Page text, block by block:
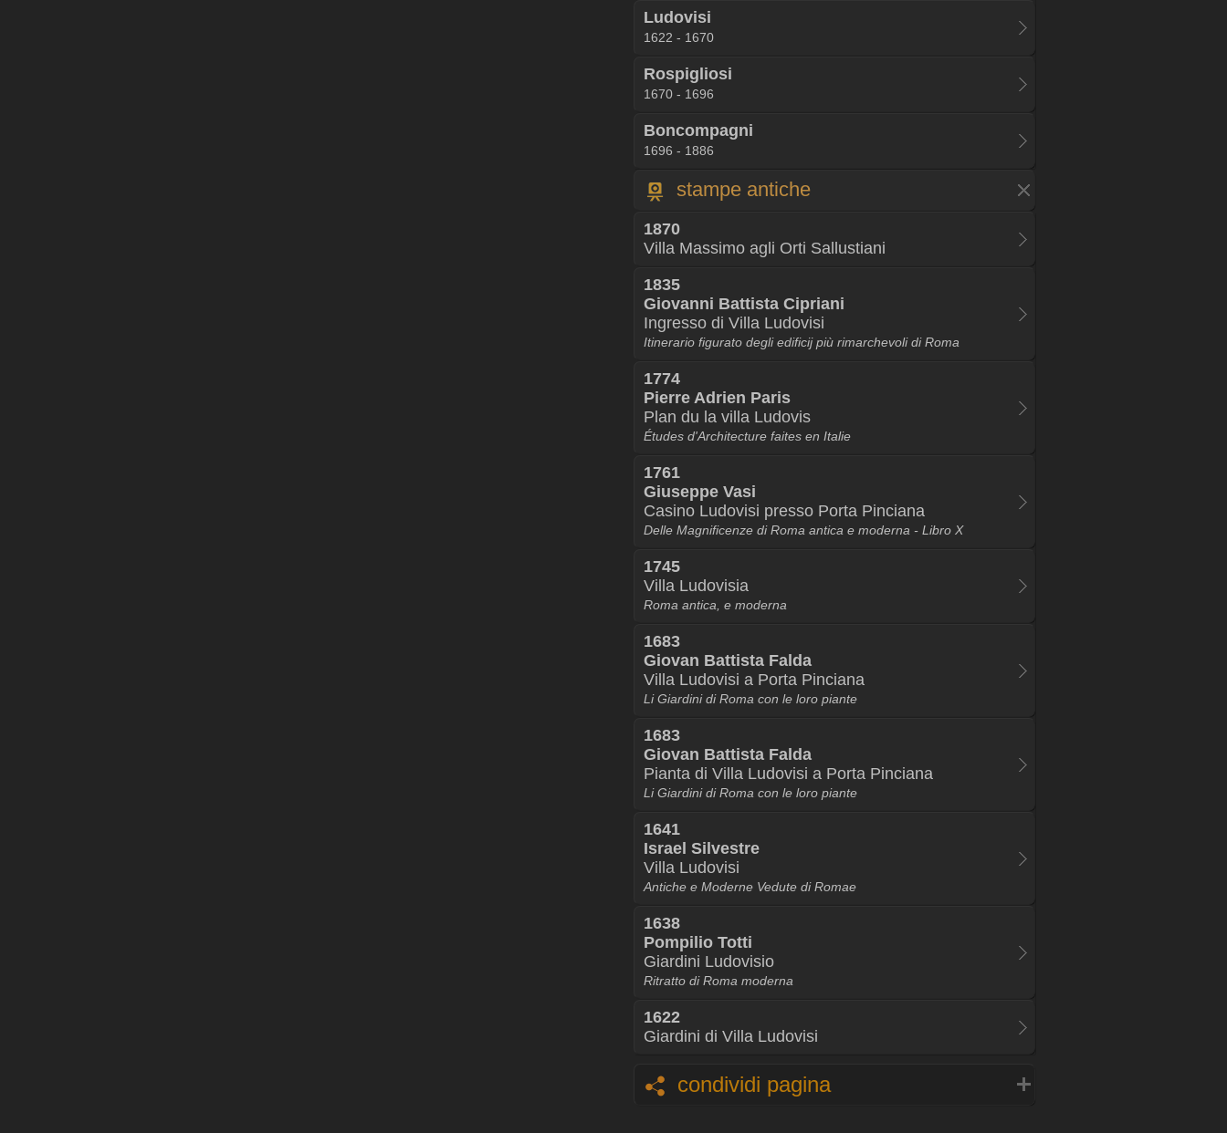
Ludovisi
1622 - 1670
Rospigliosi
1670 - 1696
Boncompagni
1696 - 1886
stampe antiche
1870
Villa Massimo agli Orti Sallustiani
1835
Giovanni Battista Cipriani
Ingresso di Villa Ludovisi
Itinerario figurato degli edificij più rimarchevoli di Roma
1774
Pierre Adrien Paris
Plan du la villa Ludovis
Études d'Architecture faites en Italie
1761
Giuseppe Vasi
Casino Ludovisi presso Porta Pinciana
Delle Magnificenze di Roma antica e moderna - Libro X
1745
Villa Ludovisia
Roma antica, e moderna
1683
Giovan Battista Falda
Villa Ludovisi a Porta Pinciana
Li Giardini di Roma con le loro piante
1683
Giovan Battista Falda
Pianta di Villa Ludovisi a Porta Pinciana
Li Giardini di Roma con le loro piante
1641
Israel Silvestre
Villa Ludovisi
Antiche e Moderne Vedute di Romae
1638
Pompilio Totti
Giardini Ludovisio
Ritratto di Roma moderna
1622
Giardini di Villa Ludovisi
condividi pagina